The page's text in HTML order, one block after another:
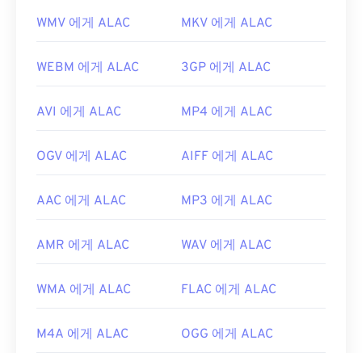
WMV 에게 ALAC MKV 에게 ALAC
WEBM 에게 ALAC 3GP 에게 ALAC
AVI 에게 ALAC MP4 에게 ALAC
OGV 에게 ALAC AIFF 에게 ALAC
AAC 에게 ALAC MP3 에게 ALAC
AMR 에게 ALAC WAV 에게 ALAC
WMA 에게 ALAC FLAC 에게 ALAC
M4A 에게 ALAC OGG 에게 ALAC